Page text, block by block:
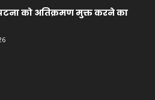
को अतिक्रमण मुक्त करने का